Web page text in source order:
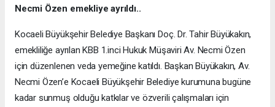
Necmi Özen emekliye ayrıldı..
Kocaeli Büyükşehir Belediye Başkanı Doç. Dr. Tahir Büyükakın,
emekliliğe ayrılan KBB 1.inci Hukuk Müşaviri Av. Necmi Özen
için düzenlenen veda yemeğine katıldı. Başkan Büyükakın, Av.
Necmi Özen’e Kocaeli Büyükşehir Belediye kurumuna bugüne
kadar sunmuş olduğu katkılar ve özverili çalışmaları için